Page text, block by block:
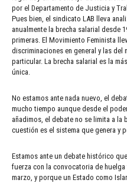
por el Departamento de Justicia y
Pues bien, el sindicato LAB lleva
anualmente la brecha salarial desde
primeras. El Movimiento Feminista
discriminaciones en general y las del
particular. La brecha salarial es la
única.
No estamos ante nada nuevo, el
mucho tiempo aunque desde el
añadimos, el debate no se limita a la
cuestión es el sistema que genera y
Estamos ante un debate histórico
fuerza con la convocatoria de
marzo, y porque un Estado como